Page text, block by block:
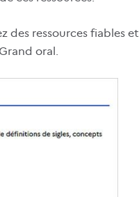
des ressources fiables et
oral.